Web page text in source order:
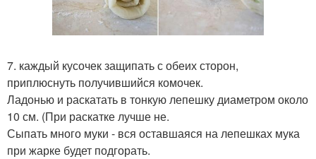
7. каждый кусочек защипать с обеих сторон,
приплюснуть получившийся комочек.
Ладонью и раскатать в тонкую лепешку диаметром около
10 см. (При раскатке лучше не.
Сыпать много муки - вся оставшаяся на лепешках мука
при жарке будет подгорать.